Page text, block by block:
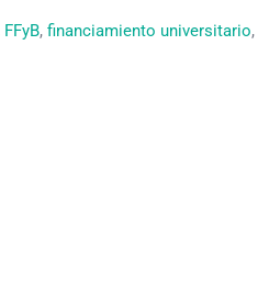
FFyB, financiamiento universitario,